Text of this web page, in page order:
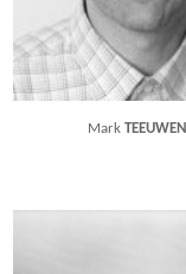
MarkTEEUWEN